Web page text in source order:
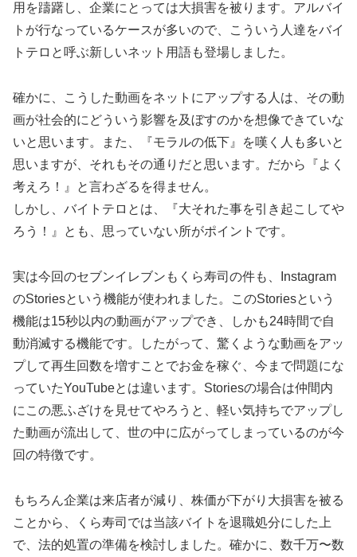
用を躊躇し、企業にとっては大損害を被ります。アルバイ
トが行なっているケースが多いので、こういう人達をバイ
トテロと呼ぶ新しいネット用語も登場しました。
確かに、こうした動画をネットにアップする人は、その動
画が社会的にどういう影響を及ぼすのかを想像できていな
いと思います。また、『モラルの低下』を嘆く人も多いと
思いますが、それもその通りだと思います。だから『よく
考えろ！』と言わざるを得ません。
しかし、バイトテロとは、『大それた事を引き起こしてや
ろう！』とも、思っていない所がポイントです。
実は今回のセブンイレブンもくら寿司の件も、Instagram
のStoriesという機能が使われました。このStoriesという
機能は15秒以内の動画がアップでき、しかも24時間で自
動消滅する機能です。したがって、驚くような動画をアッ
プして再生回数を増すことでお金を稼ぐ、今まで問題にな
っていたYouTubeとは違います。Storiesの場合は仲間内
にこの悪ふざけを見せてやろうと、軽い気持ちでアップし
た動画が流出して、世の中に広がってしまっているのが今
回の特徴です。
もちろん企業は来店者が減り、株価が下がり大損害を被る
ことから、くら寿司では当該バイトを退職処分にした上
で、法的処置の準備を検討しました。確かに、数千万〜数